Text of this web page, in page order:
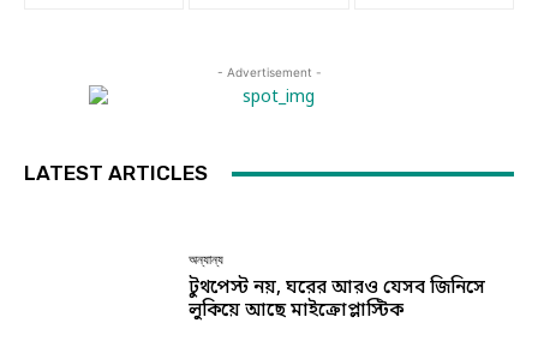
- Advertisement -
LATEST ARTICLES
অন্যান্য
টুথপেস্ট নয়, ঘরের আরও যেসব জিনিসে
লুকিয়ে আছে মাইক্রোপ্লাস্টিক